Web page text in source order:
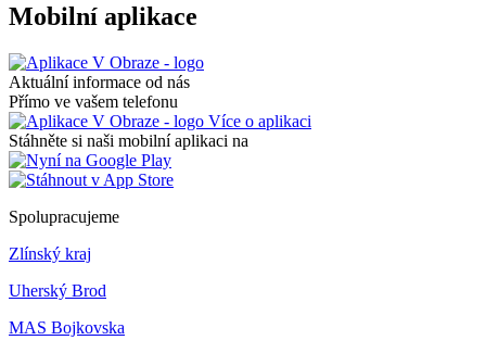
Mobilní aplikace
Aktuální informace od nás
Přímo ve vašem telefonu
Více o aplikaci
Stáhněte si naši mobilní aplikaci na
Spolupracujeme
Zlínský kraj
Uherský Brod
MAS Bojkovska